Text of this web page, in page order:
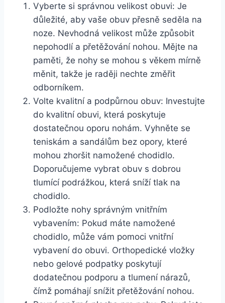
Vyberte si správnou velikost obuvi: Je
důležité, aby vaše obuv přesně seděla na
noze. Nevhodná velikost může způsobit
nepohodlí a přetěžování nohou. Mějte na
paměti, že nohy se mohou s věkem mírně
měnit, takže je raději nechte změřit
odborníkem.
Volte kvalitní a podpůrnou obuv: Investujte
do kvalitní obuvi, která poskytuje
dostatečnou oporu nohám. Vyhněte se
teniskám a sandálům bez opory, které
mohou zhoršit namožené chodidlo.
Doporučujeme vybrat obuv s dobrou
tlumící podrážkou, která sníží tlak na
chodidlo.
Podložte nohy správným vnitřním
vybavením: Pokud máte namožené
chodidlo, může vám pomoci vnitřní
vybavení do obuvi. Orthopedické vložky
nebo gelové podpatky poskytují
dodatečnou podporu a tlumení nárazů,
čímž pomáhají snížit přetěžování nohou.